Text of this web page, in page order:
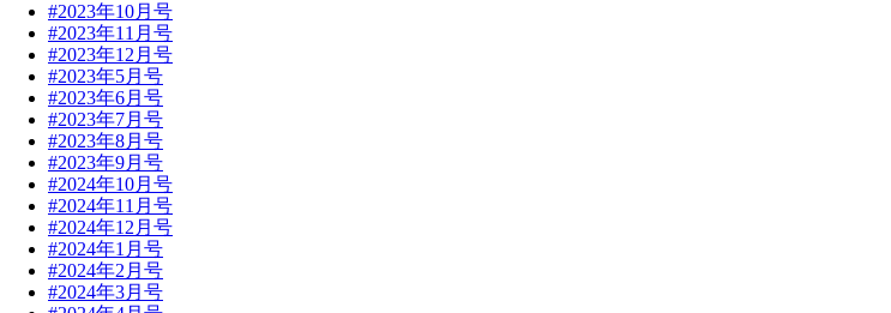
#2023年10月号
#2023年11月号
#2023年12月号
#2023年5月号
#2023年6月号
#2023年7月号
#2023年8月号
#2023年9月号
#2024年10月号
#2024年11月号
#2024年12月号
#2024年1月号
#2024年2月号
#2024年3月号